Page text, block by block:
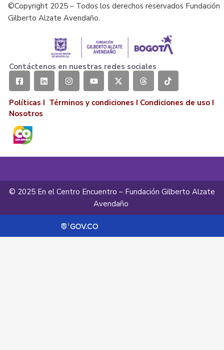
©Copyright 2025 – Todos los derechos reservados Fundación
Gilberto Alzate Avendaño.
Contáctenos en nuestras redes sociales
Políticas I Términos y condiciones I Condiciones de uso I
Nosotros
© 2025 En el Centro Encuentro – Fundación Gilberto Alzate
Avendaño